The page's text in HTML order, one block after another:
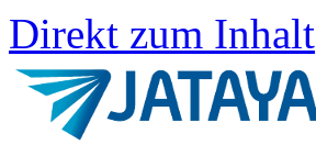
Direkt zum Inhalt